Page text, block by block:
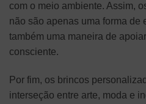
com o meio ambiente. Assim,
não são apenas uma forma de
também uma maneira de
consciente.
Por fim, os brincos
interseção entre arte, moda e